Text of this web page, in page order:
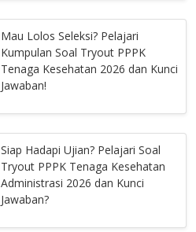
Mau Lolos Seleksi? Pelajari
Kumpulan Soal Tryout PPPK
Tenaga Kesehatan 2026 dan Kunci
Jawaban!
Siap Hadapi Ujian? Pelajari Soal
Tryout PPPK Tenaga Kesehatan
Administrasi 2026 dan Kunci
Jawaban?